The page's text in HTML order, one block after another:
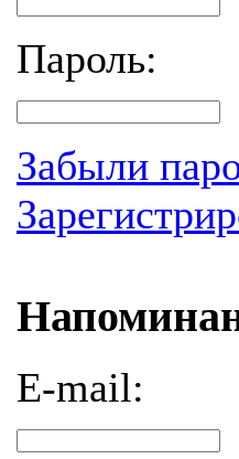
Пароль:
Забыли
E-mail: